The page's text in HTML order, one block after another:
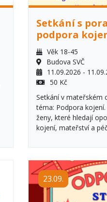
Setkání s
podpora
Věk 18-45
Budova SVČ
11.09.2026 -
50 Kč
Setkání v mateřském
téma: Podpora
ženy, které hledají
kojení, mateřství a
23.09.